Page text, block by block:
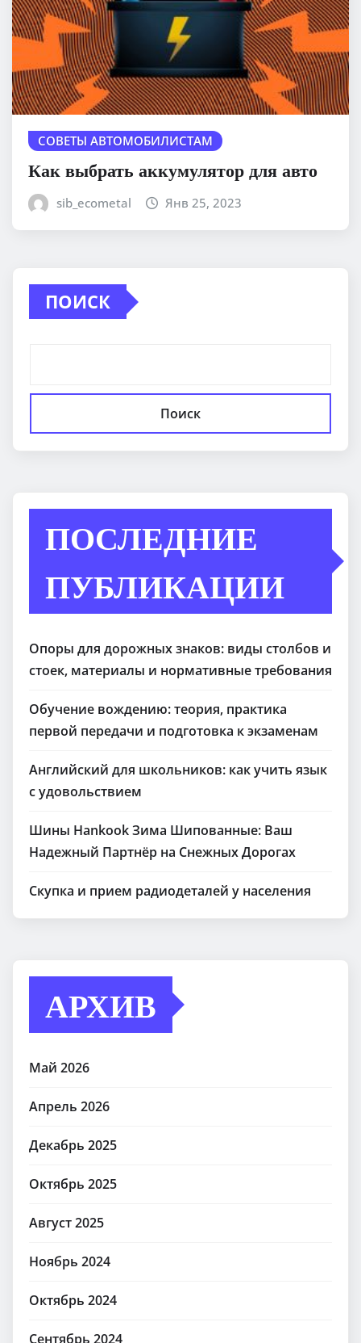
СОВЕТЫ АВТОМОБИЛИСТАМ
Как выбрать аккумулятор для авто
sib_ecometal Янв 25, 2023
ПОИСК
Поиск
ПОСЛЕДНИЕ
ПУБЛИКАЦИИ
Опоры для дорожных знаков: виды столбов и
стоек, материалы и нормативные требования
Обучение вождению: теория, практика
первой передачи и подготовка к экзаменам
Английский для школьников: как учить язык
с удовольствием
Шины Hankook Зима Шипованные: Ваш
Надежный Партнёр на Снежных Дорогах
Скупка и прием радиодеталей у населения
АРХИВ
Май 2026
Апрель 2026
Декабрь 2025
Октябрь 2025
Август 2025
Ноябрь 2024
Октябрь 2024
Сентябрь 2024